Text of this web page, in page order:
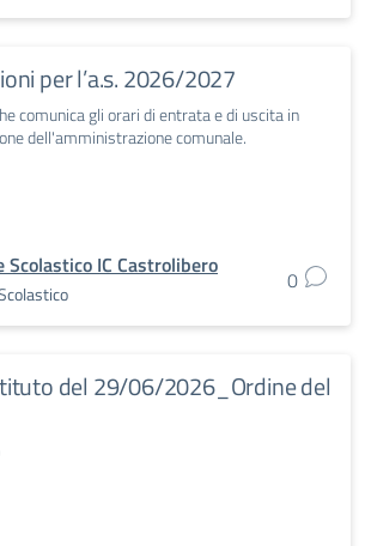
per l’a.s. 2026/2027
comunica gli orari di entrata e di uscita in
dell'amministrazione comunale.
Scolastico IC Castrolibero
0
del 29/06/2026_Ordine del